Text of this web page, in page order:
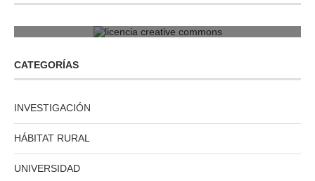
CATEGORÍAS
INVESTIGACIÓN
HÁBITAT RURAL
UNIVERSIDAD